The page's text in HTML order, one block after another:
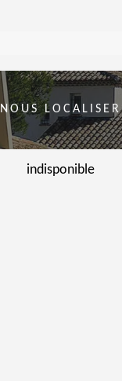
NOUS LOCALISER
indisponible